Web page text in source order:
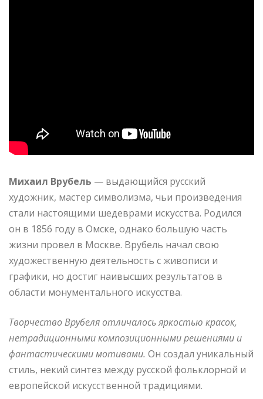
Михаил Врубель — выдающийся русский
художник, мастер символизма, чьи произведения
стали настоящими шедеврами искусства. Родился
он в 1856 году в Омске, однако большую часть
жизни провел в Москве. Врубель начал свою
художественную деятельность с живописи и
графики, но достиг наивысших результатов в
области монументального искусства.
Творчество Врубеля отличалось яркостью красок,
нетрадиционными композиционными решениями и
фантастическими мотивами. Он создал уникальный
стиль, некий синтез между русской фольклорной и
европейской искусственной традициями.